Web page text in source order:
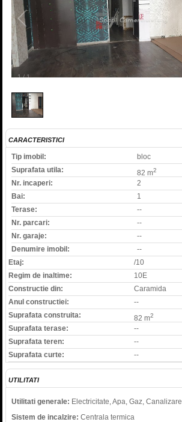
1/1
CARACTERISTICI
Tip imobil:
bloc
Suprafata utila:
82 m2
Nr. incaperi:
2
Bai:
1
Terase:
--
Nr. parcari:
--
Nr. garaje:
--
Denumire imobil:
--
Etaj:
/10
Regim de inaltime:
10E
Constructie din:
Caramida
Anul constructiei:
--
Suprafata construita:
82 m2
Suprafata terase:
--
Suprafata teren:
--
Suprafata curte:
--
UTILITATI
Utilitati generale: Electricitate, Apa, Gaz, Canalizare
Sistem de incalzire: Centrala termica